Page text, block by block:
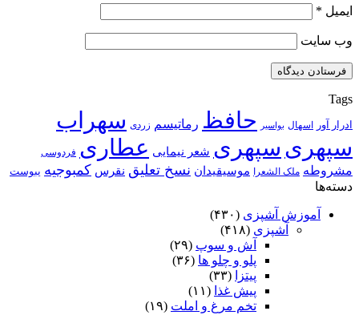
ایمیل *
وب‌ سایت
Tags
ادرار آور اسهال بواسیر حافظ رماتیسم زردی سهراب
سپهری سپهری شعر نیمایی عطاری فردوسی
مشروطه ملک الشعرا موسیقیدان نسخ تعلیق نقرس کمبوجیه یبوست
دسته‌ها
آموزش آشپزی (۴۳۰)
آشپزی (۴۱۸)
آش و سوپ (۲۹)
پلو و چلو ها (۳۶)
پیتزا
(۳۳)
پیش غذا (۱۱)
تخم مرغ و املت (۱۹)